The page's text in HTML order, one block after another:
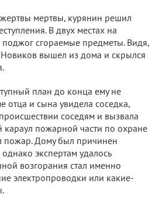
мертвы, курянин решил
В двух местах на
сгораемые предметы. Видя,
Новиков вышел из дома и скрылся
план до конца ему не
отца и сына увидела соседка,
соседям и вызвала
пожарной части по охране
пожар. Дому был причинен
экспертам удалось
возгорания стал именно
электропроводки или какие-